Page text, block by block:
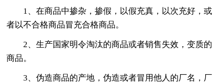
1、在商品中掺杂，掺假，以假充真，以次充好，或
者以不合格商品冒充合格商品。
2、生产国家明令淘汰的商品或者销售失效，变质的
商品。
3、伪造商品的产地，伪造或者冒用他人的厂名，厂